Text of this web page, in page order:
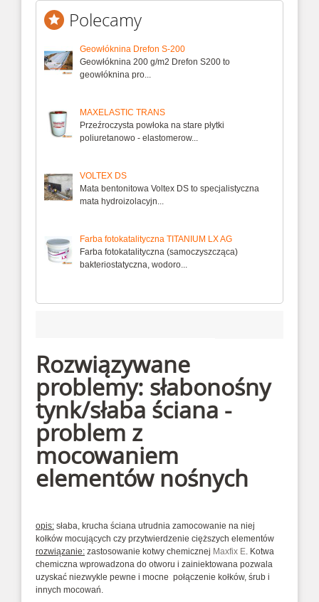
Polecamy
Geowłóknina Drefon S-200
Geowłóknina 200 g/m2 Drefon S200 to
geowłóknina pro...
MAXELASTIC TRANS
Przeźroczysta powłoka na stare płytki
poliuretanowo - elastomerow...
VOLTEX DS
Mata bentonitowa Voltex DS to specjalistyczna
mata hydroizolacyjn...
Farba fotokatalityczna TITANIUM LX AG
Farba fotokatalityczna (samoczyszcząca)
bakteriostatyczna, wodoro...
Rozwiązywane
problemy: słabonośny
tynk/słaba ściana -
problem z
mocowaniem
elementów nośnych
opis: słaba, krucha ściana utrudnia zamocowanie na niej
kołków mocujących czy przytwierdzenie cięższych elementów
rozwiązanie: zastosowanie kotwy chemicznej Maxfix E. Kotwa
chemiczna wprowadzona do otworu i zainiektowana pozwala
uzyskać niezwykle pewne i mocne połączenie kołków, śrub i
innych mocowań.